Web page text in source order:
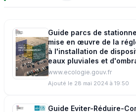
Guide parcs de
mise en œuvre de la
à l'installation de
eaux pluviales et
www.ecologie.gouv.fr
Ajouté le 28 mai 2024 à 19:50
Guide Eviter-Réduire-